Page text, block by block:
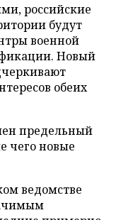
российские
будут
военной
Новый
обеих
предельный
чего новые
ведомстве